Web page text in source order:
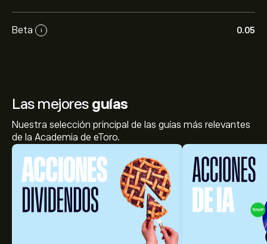
Beta i 0.05
Las mejores guías
Nuestra selección principal de las guías más relevantes
de la Academia de eToro.